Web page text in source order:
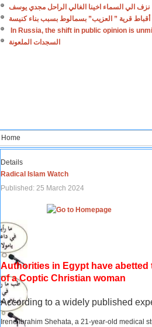
نزف الي السماء اخينا الغالي الراحل مجدي يوسف
أقباط قرية ” العزيب” بسمالوط بسبب بناء كنيسة
In Russia, the shift in public opinion is
السجدات الملعونة
Home
Details
Radical Islam Watch
Published: 25 March 2024
Authorities in Egypt have
of a Coptic Christian woman
According to a widely published
Irene Ibrahim Shehata, a 21-year-old medical